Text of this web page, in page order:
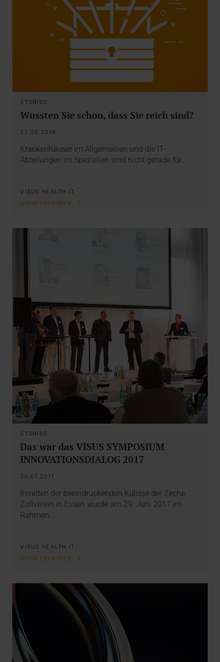
STORIES
Wussten Sie schon, dass Sie reich sind?
22.05.2018
Krankenhäuser im Allgemeinen und die IT-
Abteilungen im Speziellen sind nicht gerade für…
VISUS HEALTH IT
MEHR ERFAHREN
STORIES
Das war das VISUS SYMPOSIUM
INNOVATIONSDIALOG 2017
30.07.2017
Inmitten der beeindruckenden Kulisse der Zeche
Zollverein in Essen wurde am 29. Juni 2017 im
Rahmen…
VISUS HEALTH IT
MEHR ERFAHREN